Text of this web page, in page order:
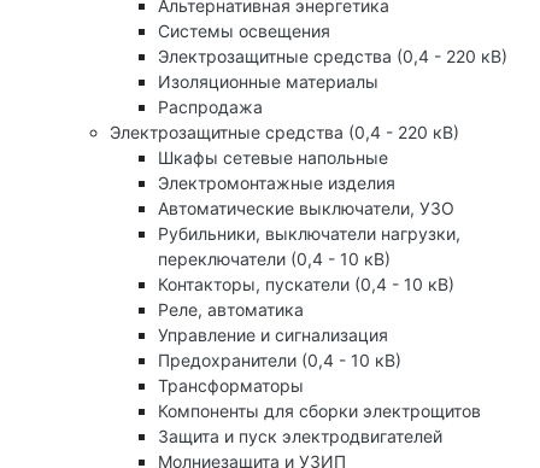
Альтернативная энергетика
Системы освещения
Электрозащитные средства (0,4 - 220 кВ)
Изоляционные материалы
Распродажа
Электрозащитные средства (0,4 - 220 кВ)
Шкафы сетевые напольные
Электромонтажные изделия
Автоматические выключатели, УЗО
Рубильники, выключатели нагрузки,
переключатели (0,4 - 10 кВ)
Контакторы, пускатели (0,4 - 10 кВ)
Реле, автоматика
Управление и сигнализация
Предохранители (0,4 - 10 кВ)
Трансформаторы
Компоненты для сборки электрощитов
Защита и пуск электродвигателей
Молниезащита и УЗИП